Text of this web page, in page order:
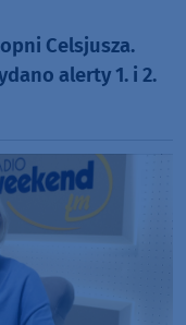
Celsjusza.
alerty 1. i 2.